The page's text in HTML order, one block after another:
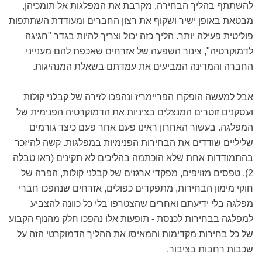
להשתתף בהליך הבחירה, מקרבת את המפלגות אל תומכיהן,
מבטאת באופן ישיר ושקוף את רצון החברים ומעודדת השתתפות
פוליטית פעילה יותר. הליך כזה יכול וצריך להיות בגדר "חגיגה
לדמוקרטיה", צינור השפעה של אזרחים שאכפת להם מענייני
החברה והמדינה המביעים את עמדתם בשאלת המנהיגות.
אבל למעשה הופקרו הפריימריז ונהפכו לזירה של קבלני קולות
ועסקנים זוטרים המנצלים בציניות את הדמוקרטיה הפנימית של
המפלגה. בעשור האחרון ראינו פעם אחר פעם כיצד גורמים
שליליים שודדים את הבחירות הפנימיות במפלגות. קשה להיזכר
בהתמודדות אחת שלא הוכתמה בהליכים לא תקינים (ראו טבלה
2). טפסים מזויפים, מפקדי ארגזים של קבלני קולות, הפרה של
חוקי מימון הבחירות, מתפקדים כפולים, אזרחים שנהפכו חברי
מפלגה בלי ידיעתם ואחרים שהצטרפו בלי כל כוונה להצביע
למפלגה בבחירות לכנסת - תופעות אלו נהפכו חלק מהנוף הקבוע
של כל בחירות מקדימות והמאיסו את ההליך הדמוקרטי הזה על
שכבות רחבות בציבור.